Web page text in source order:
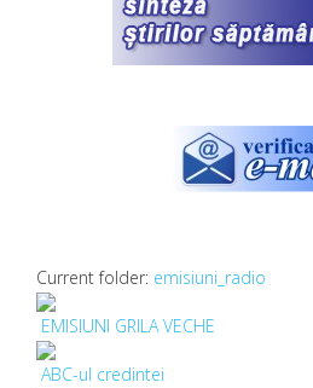
Current folder: emisiuni_radio
EMISIUNI GRILA VECHE
ABC-ul credintei